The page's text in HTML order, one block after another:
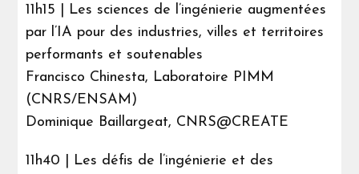
11h15 | Les sciences de l’ingénierie augmentées
par l’IA pour des industries, villes et territoires
performants et soutenables
Francisco Chinesta, Laboratoire PIMM
(CNRS/ENSAM)
Dominique Baillargeat, CNRS@CREATE
11h40 | Les défis de l’ingénierie et des